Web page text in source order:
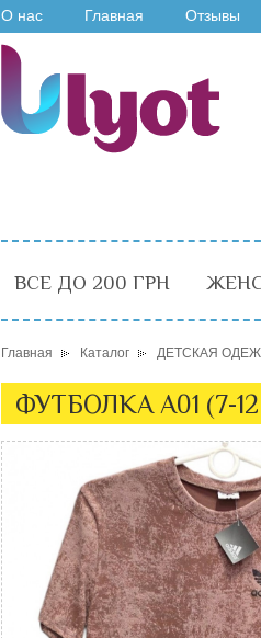
О нас Главная Отзывы
ВСЕ ДО 200 ГРН
Главная Каталог ДЕТСКАЯ
ФУТБОЛКА A01 (7-